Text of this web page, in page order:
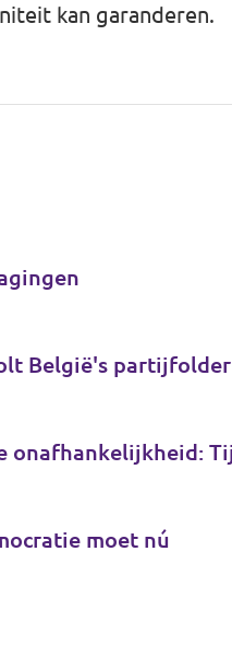
kan garanderen.
België's partijfolder
onafhankelijkheid:
moet nú